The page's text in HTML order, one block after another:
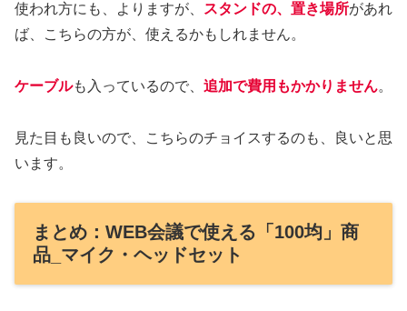
使われ方にも、よりますが、 スタンドの、置き場所があれ
ば、こちらの方が、使えるかもしれません。
ケーブルも入っているので、 追加で費用もかかりません。
見た目も良いので、こちらのチョイスするのも、良いと思
います。
まとめ：WEB会議で使える「100均」商
品_マイク・ヘッドセット